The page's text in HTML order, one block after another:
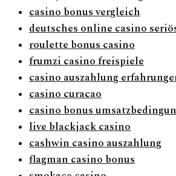
casino bonus vergleich
deutsches online casino
roulette bonus casino
frumzi casino freispiele
casino auszahlung
casino curacao
casino bonus
live blackjack casino
cashwin casino auszahlung
flagman casino bonus